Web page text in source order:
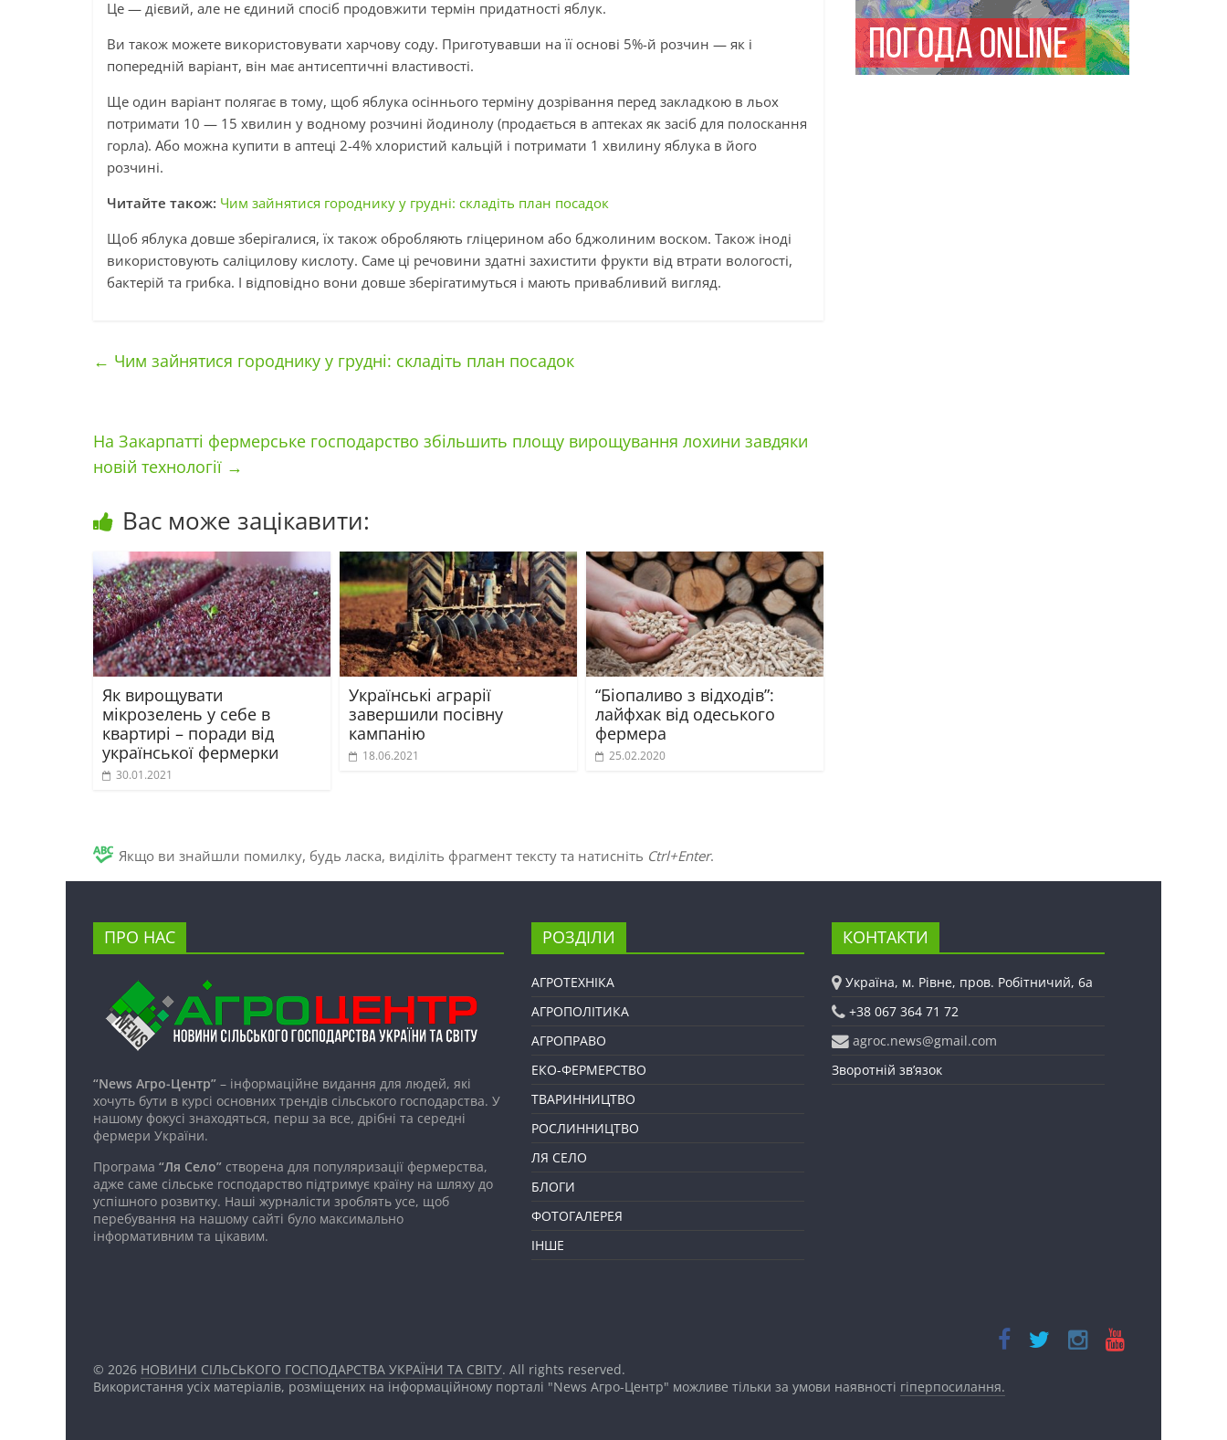
Це — дієвий, але не єдиний спосіб продовжити термін придатності яблук.
Ви також можете використовувати харчову соду. Приготувавши на її основі 5%-й розчин — як і
попередній варіант, він має антисептичні властивості.
Ще один варіант полягає в тому, щоб яблука осіннього терміну дозрівання перед закладкою в льох
потримати 10 — 15 хвилин у водному розчині йодинолу (продається в аптеках як засіб для полоскання
горла). Або можна купити в аптеці 2-4% хлористий кальцій і потримати 1 хвилину яблука в його
розчині.
Читайте також: Чим зайнятися городнику у грудні: складіть план посадок
Щоб яблука довше зберігалися, їх також обробляють гліцерином або бджолиним воском. Також іноді
використовують саліцилову кислоту. Саме ці речовини здатні захистити фрукти від втрати вологості,
бактерій та грибка. І відповідно вони довше зберігатимуться і мають привабливий вигляд.
← Чим зайнятися городнику у грудні: складіть план посадок
На Закарпатті фермерське господарство збільшить площу вирощування лохини завдяки
новій технології →
Вас може зацікавити:
Як вирощувати
мікрозелень у себе в
квартирі – поради від
української фермерки
30.01.2021
Українські аграрії
завершили посівну
кампанію
18.06.2021
“Біопаливо з відходів”:
лайфхак від одеського
фермера
25.02.2020
Якщо ви знайшли помилку, будь ласка, виділіть фрагмент тексту та натисніть Ctrl+Enter.
ПРО НАС
“News Агро-Центр” – інформаційне видання для людей, які
хочуть бути в курсі основних трендів сільського господарства. У
нашому фокусі знаходяться, перш за все, дрібні та середні
фермери України.
Програма “Ля Село” створена для популяризації фермерства,
адже саме сільське господарство підтримує країну на шляху до
успішного розвитку. Наші журналісти зроблять усе, щоб
перебування на нашому сайті було максимально
інформативним та цікавим.
РОЗДІЛИ
АГРОТЕХНІКА
АГРОПОЛІТИКА
АГРОПРАВО
ЕКО-ФЕРМЕРСТВО
ТВАРИННИЦТВО
РОСЛИННИЦТВО
ЛЯ СЕЛО
БЛОГИ
ФОТОГАЛЕРЕЯ
ІНШЕ
КОНТАКТИ
Україна, м. Рівне, пров. Робітничий, 6а
+38 067 364 71 72
agroc.news@gmail.com
Зворотній зв’язок
© 2026 НОВИНИ СІЛЬСЬКОГО ГОСПОДАРСТВА УКРАЇНИ ТА СВІТУ. All rights reserved.
Використання усіх матеріалів, розміщених на інформаційному порталі "News Агро-Центр" можливе тільки за умови наявності гіперпосилання.